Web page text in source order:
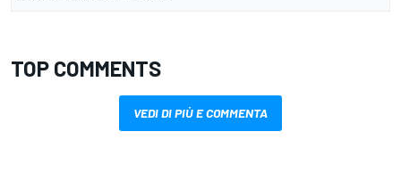
TOP COMMENTS
VEDI DI PIÙ E COMMENTA